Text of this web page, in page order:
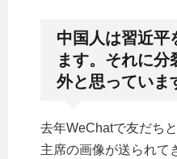
中国人は習近平
ます。それに分
外と思っていま
去年WeChatで友だち
主席の画像が送られて